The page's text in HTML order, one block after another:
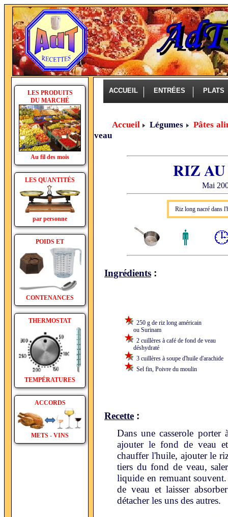
LES PRODUITS
DU MARCHÉ
Au fil des mois
LES QUANTITÉS
par personne
POIDS ET
CONTENANCES
THERMOSTAT
TEMPÉRATURES
ACCORDS
METS - VINS
ACCUEIL ENTRÉES PLATS
Accueil Légumes
Pâtes
veau
RIZ
Mai
Riz long nacré dans
Ingrédients :
250 g de riz long américain
ou Surinam
2 cuillères à café de fond de veau
déshydraté
3 cuillères à soupe d'huile d'arachide
Sel fin, Poivre du moulin
Recette :
Dans une casserole
ajouter le fond de veau
chauffer l'huile, ajouter le
tiers du fond de veau,
liquide en remuant
de veau et laisser
détacher les uns des autres.